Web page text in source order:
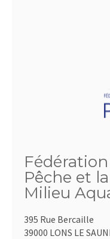
Pêche et
Milieu
395 Rue Bercaille
39000 LONS LE